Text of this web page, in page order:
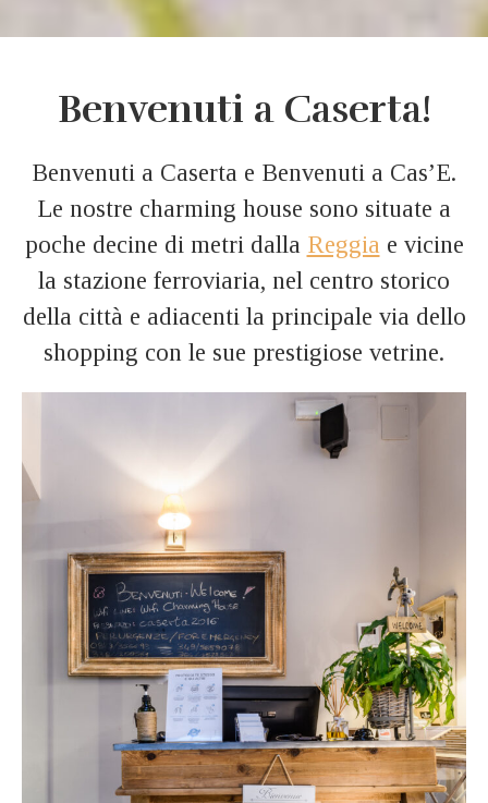
Benvenuti a Caserta!
Benvenuti a Caserta e Benvenuti a Cas’E.
Le nostre charming house sono situate a
poche decine di metri dalla Reggia e vicine
la stazione ferroviaria, nel centro storico
della città e adiacenti la principale via dello
shopping con le sue prestigiose vetrine.